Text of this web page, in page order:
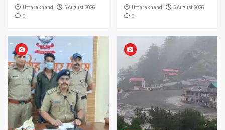
Uttarakhand
5 August 2026
0
Uttarakhand
5 August 2026
0